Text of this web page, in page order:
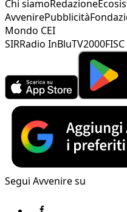
Chi siamoRedazione
AvvenirePubblicità
Mondo CEI
SIRRadio InBluTV2000FISC
Segui Avvenire su